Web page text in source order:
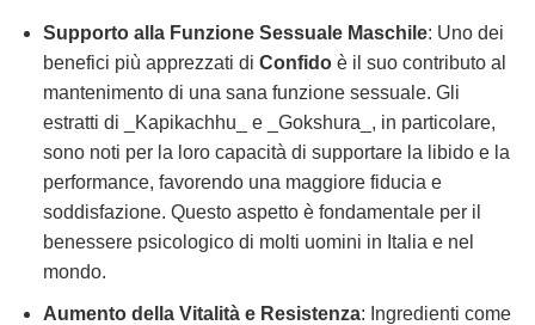
Supporto alla Funzione Sessuale Maschile: Uno dei
benefici più apprezzati di Confidoè il suo contributo al
mantenimento di una sana funzione sessuale. Gli
estratti di _Kapikachhu_ e _Gokshura_, in particolare,
sono noti per la loro capacità di supportare la libido e la
performance, favorendo una maggiore fiducia e
soddisfazione. Questo aspetto è fondamentale per il
benessere psicologico di molti uomini in Italia e nel
mondo.
Aumento della Vitalità e Resistenza: Ingredienti come